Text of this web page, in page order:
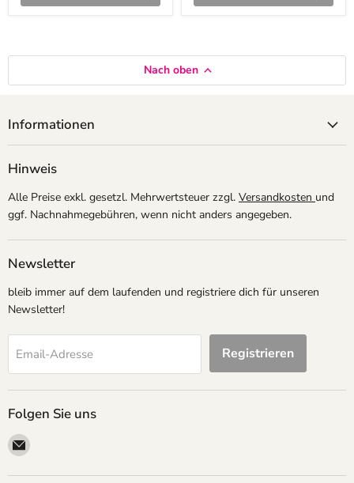
Nach oben
Informationen
Hinweis
Alle Preise exkl. gesetzl. Mehrwertsteuer zzgl. Versandkosten und
ggf. Nachnahmegebühren, wenn nicht anders angegeben.
Newsletter
bleib immer auf dem laufenden und registriere dich für unseren
Newsletter!
Email-Adresse Registrieren
Folgen Sie uns
Email